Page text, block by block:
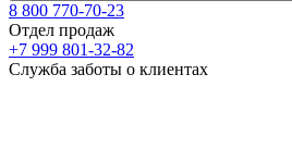
8 800 770-70-23
Отдел продаж
+7 999 801-32-82
Служба заботы о клиентах